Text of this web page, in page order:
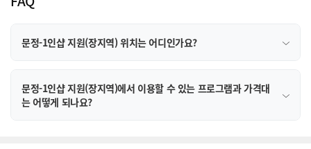
문정-1인샵 지원(장지역) 위치는 어디인가요?
문정-1인샵 지원(장지역)에서 이용할 수 있는 프로그램과 가격대
는 어떻게 되나요?